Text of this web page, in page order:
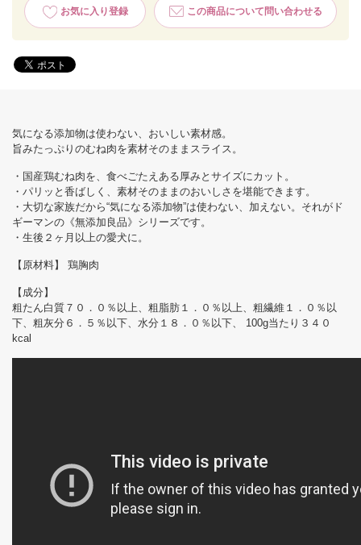
お気に入り登録 この商品について問い合わせる
気になる添加物は使わない、おいしい素材感。
旨みたっぷりのむね肉を素材そのままスライス。
・国産鶏むね肉を、食べごたえある厚みとサイズにカット。
・パリッと香ばしく、素材そのままのおいしさを堪能できます。
・大切な家族だから“気になる添加物”は使わない、加えない。それがド
ギーマンの《無添加良品》シリーズです。
・生後２ヶ月以上の愛犬に。
【原材料】 鶏胸肉
【成分】
粗たん白質７０．０％以上、粗脂肪１．０％以上、粗繊維１．０％以
下、粗灰分６．５％以下、水分１８．０％以下、 100g当たり３４０
kcal